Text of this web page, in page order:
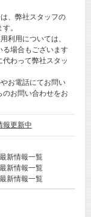
、弊社スタッフの
。
利用については、
る場合もございます
わって弊社スタッ
お電話にてお問い
お問い合わせをお
報更新中
最新情報一覧
最新情報一覧
最新情報一覧